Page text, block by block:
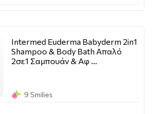
Intermed Euderma Babyderm 2in1
Shampoo & Body Bath Απαλό
2σε1 Σαμπουάν & Αφ …
9 Smilies